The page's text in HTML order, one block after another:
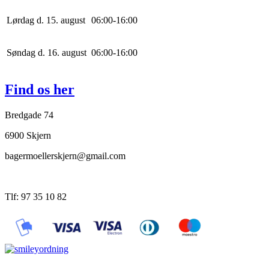
Lørdag d. 15. august 06:00-16:00
Søndag d. 16. august 06:00-16:00
Find os her
Bredgade 74
6900 Skjern
bagermoellerskjern@gmail.com
Tlf: 97 35 10 82